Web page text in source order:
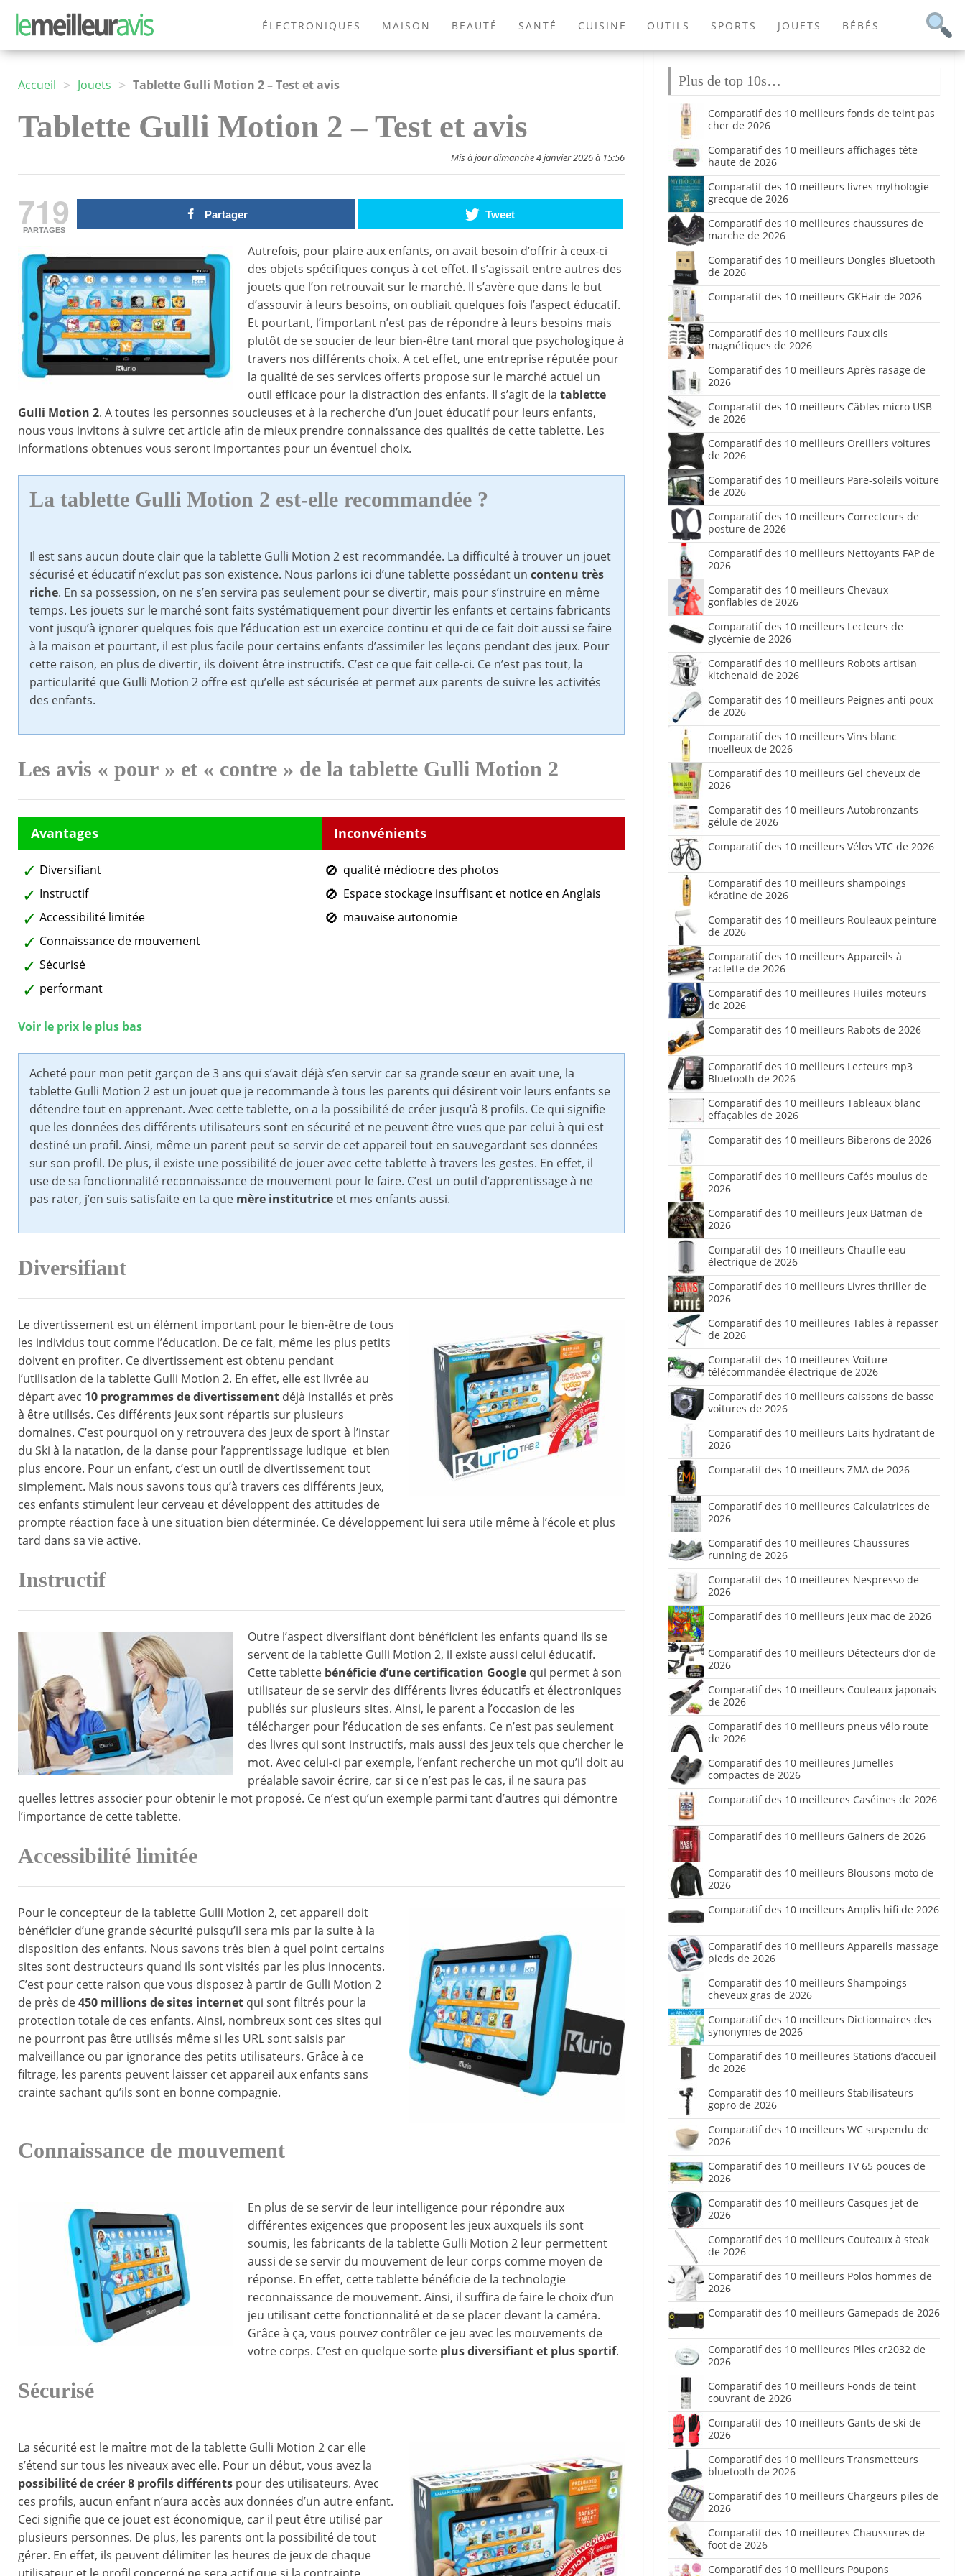
ÉLECTRONIQUES MAISON BEAUTÉ SANTÉ CUISINE OUTILS SPORTS JOUETS BÉBÉS
MODE EXTÉRIEUR ANIMAUX JEUX VIDÉOS LIVRES
Accueil > Jouets > Tablette Gulli Motion 2 – Test et avis
Tablette Gulli Motion 2 – Test et avis
Mis à jour dimanche 4 janvier 2026 à 15:56
719
PARTAGES
Partager Tweet
Autrefois, pour plaire aux enfants, on avait besoin d’offrir à ceux-ci
des objets spécifiques conçus à cet effet. Il s’agissait entre autres des
jouets que l’on retrouvait sur le marché. Il s’avère que dans le but
d’assouvir à leurs besoins, on oubliait quelques fois l’aspect éducatif.
Et pourtant, l’important n’est pas de répondre à leurs besoins mais
plutôt de se soucier de leur bien-être tant moral que psychologique à
travers nos différents choix. A cet effet, une entreprise réputée pour
la qualité de ses services offerts propose sur le marché actuel un
outil efficace pour la distraction des enfants. Il s’agit de la tablette
Gulli Motion 2. A toutes les personnes soucieuses et à la recherche d’un jouet éducatif pour leurs enfants,
nous vous invitons à suivre cet article afin de mieux prendre connaissance des qualités de cette tablette. Les
informations obtenues vous seront importantes pour un éventuel choix.
La tablette Gulli Motion 2 est-elle recommandée ?
Il est sans aucun doute clair que la tablette Gulli Motion 2 est recommandée. La difficulté à trouver un jouet
sécurisé et éducatif n’exclut pas son existence. Nous parlons ici d’une tablette possédant un contenu très
riche. En sa possession, on ne s’en servira pas seulement pour se divertir, mais pour s’instruire en même
temps. Les jouets sur le marché sont faits systématiquement pour divertir les enfants et certains fabricants
vont jusqu’à ignorer quelques fois que l’éducation est un exercice continu et qui de ce fait doit aussi se faire
à la maison et pourtant, il est plus facile pour certains enfants d’assimiler les leçons pendant des jeux. Pour
cette raison, en plus de divertir, ils doivent être instructifs. C’est ce que fait celle-ci. Ce n’est pas tout, la
particularité que Gulli Motion 2 offre est qu’elle est sécurisée et permet aux parents de suivre les activités
des enfants.
Les avis « pour » et « contre » de la tablette Gulli Motion 2
Diversifiant
Instructif
Accessibilité limitée
Connaissance de mouvement
Sécurisé
performant
qualité médiocre des photos
Espace stockage insuffisant et notice en Anglais
mauvaise autonomie
Voir le prix le plus bas
Acheté pour mon petit garçon de 3 ans qui s’avait déjà s’en servir car sa grande sœur en avait une, la
tablette Gulli Motion 2 est un jouet que je recommande à tous les parents qui désirent voir leurs enfants se
détendre tout en apprenant. Avec cette tablette, on a la possibilité de créer jusqu’à 8 profils. Ce qui signifie
que les données des différents utilisateurs sont en sécurité et ne peuvent être vues que par celui à qui est
destiné un profil. Ainsi, même un parent peut se servir de cet appareil tout en sauvegardant ses données
sur son profil. De plus, il existe une possibilité de jouer avec cette tablette à travers les gestes. En effet, il
use de sa fonctionnalité reconnaissance de mouvement pour le faire. C’est un outil d’apprentissage à ne
pas rater, j’en suis satisfaite en ta que mère institutrice et mes enfants aussi.
Diversifiant
Le divertissement est un élément important pour le bien-être de tous
les individus tout comme l’éducation. De ce fait, même les plus petits
doivent en profiter. Ce divertissement est obtenu pendant
l’utilisation de la tablette Gulli Motion 2. En effet, elle est livrée au
départ avec 10 programmes de divertissement déjà installés et près
à être utilisés. Ces différents jeux sont répartis sur plusieurs
domaines. C’est pourquoi on y retrouvera des jeux de sport à l’instar
du Ski à la natation, de la danse pour l’apprentissage ludique et bien
plus encore. Pour un enfant, c’est un outil de divertissement tout
simplement. Mais nous savons tous qu’à travers ces différents jeux,
ces enfants stimulent leur cerveau et développent des attitudes de
prompte réaction face à une situation bien déterminée. Ce développement lui sera utile même à l’école et plus
tard dans sa vie active.
Instructif
Outre l’aspect diversifiant dont bénéficient les enfants quand ils se
servent de la tablette Gulli Motion 2, il existe aussi celui éducatif.
Cette tablette bénéficie d’une certification Google qui permet à son
utilisateur de se servir des différents livres éducatifs et électroniques
publiés sur plusieurs sites. Ainsi, le parent a l’occasion de les
télécharger pour l’éducation de ses enfants. Ce n’est pas seulement
des livres qui sont instructifs, mais aussi des jeux tels que chercher le
mot. Avec celui-ci par exemple, l’enfant recherche un mot qu’il doit au
préalable savoir écrire, car si ce n’est pas le cas, il ne saura pas
quelles lettres associer pour obtenir le mot proposé. Ce n’est qu’un exemple parmi tant d’autres qui démontre
l’importance de cette tablette.
Accessibilité limitée
Pour le concepteur de la tablette Gulli Motion 2, cet appareil doit
bénéficier d’une grande sécurité puisqu’il sera mis par la suite à la
disposition des enfants. Nous savons très bien à quel point certains
sites sont destructeurs quand ils sont visités par les plus innocents.
C’est pour cette raison que vous disposez à partir de Gulli Motion 2
de près de450 millions de sites internet qui sont filtrés pour la
protection totale de ces enfants. Ainsi, nombreux sont ces sites qui
ne pourront pas être utilisés même si les URL sont saisis par
malveillance ou par ignorance des petits utilisateurs. Grâce à ce
filtrage, les parents peuvent laisser cet appareil aux enfants sans
crainte sachant qu’ils sont en bonne compagnie.
Connaissance de mouvement
En plus de se servir de leur intelligence pour répondre aux
différentes exigences que proposent les jeux auxquels ils sont
soumis, les fabricants de la tablette Gulli Motion 2 leur permettent
aussi de se servir du mouvement de leur corps comme moyen de
réponse. En effet, cette tablette bénéficie de la technologie
reconnaissance de mouvement. Ainsi, il suffira de faire le choix d’un
jeu utilisant cette fonctionnalité et de se placer devant la caméra.
Grâce à ça, vous pouvez contrôler ce jeu avec les mouvements de
votre corps. C’est en quelque sorte plus diversifiant et plus sportif.
Sécurisé
La sécurité est le maître mot de la tablette Gulli Motion 2 car elle
s’étend sur tous les niveaux avec elle. Pour un début, vous avez la
possibilité de créer 8 profils différents pour des utilisateurs. Avec
ces profils, aucun enfant n’aura accès aux données d’un autre enfant.
Ceci signifie que ce jouet est économique, car il peut être utilisé par
plusieurs personnes. De plus, les parents ont la possibilité de tout
gérer. En effet, ils peuvent délimiter les heures de jeux de chaque
Plus de top 10s…
Comparatif des 10 meilleurs fonds de teint pas
cher de 2026
Comparatif des 10 meilleurs affichages tête
haute de 2026
Comparatif des 10 meilleurs livres mythologie
grecque de 2026
Comparatif des 10 meilleures chaussures de
marche de 2026
Comparatif des 10 meilleurs Dongles Bluetooth
de 2026
Comparatif des 10 meilleurs GKHair de 2026
Comparatif des 10 meilleurs Faux cils
magnétiques de 2026
Comparatif des 10 meilleurs Après rasage de
2026
Comparatif des 10 meilleurs Câbles micro USB
de 2026
Comparatif des 10 meilleurs Oreillers voitures
de 2026
Comparatif des 10 meilleurs Pare-soleils voiture
de 2026
Comparatif des 10 meilleurs Correcteurs de
posture de 2026
Comparatif des 10 meilleurs Nettoyants FAP de
2026
Comparatif des 10 meilleurs Chevaux
gonflables de 2026
Comparatif des 10 meilleurs Lecteurs de
glycémie de 2026
Comparatif des 10 meilleurs Robots artisan
kitchenaid de 2026
Comparatif des 10 meilleurs Peignes anti poux
de 2026
Comparatif des 10 meilleurs Vins blanc
moelleux de 2026
Comparatif des 10 meilleurs Gel cheveux de
2026
Comparatif des 10 meilleurs Autobronzants
gélule de 2026
Comparatif des 10 meilleurs Vélos VTC de 2026
Comparatif des 10 meilleurs shampoings
kératine de 2026
Comparatif des 10 meilleurs Rouleaux peinture
de 2026
Comparatif des 10 meilleurs Appareils à
raclette de 2026
Comparatif des 10 meilleures Huiles moteurs
de 2026
Comparatif des 10 meilleurs Rabots de 2026
Comparatif des 10 meilleurs Lecteurs mp3
Bluetooth de 2026
Comparatif des 10 meilleurs Tableaux blanc
effaçables de 2026
Comparatif des 10 meilleurs Biberons de 2026
Comparatif des 10 meilleurs Cafés moulus de
2026
Comparatif des 10 meilleurs Jeux Batman de
2026
Comparatif des 10 meilleurs Chauffe eau
électrique de 2026
Comparatif des 10 meilleurs Livres thriller de
2026
Comparatif des 10 meilleures Tables à repasser
de 2026
Comparatif des 10 meilleures Voiture
télécommandée électrique de 2026
Comparatif des 10 meilleurs caissons de basse
voitures de 2026
Comparatif des 10 meilleurs Laits hydratant de
2026
Comparatif des 10 meilleurs ZMA de 2026
Comparatif des 10 meilleures Calculatrices de
2026
Comparatif des 10 meilleures Chaussures
running de 2026
Comparatif des 10 meilleures Nespresso de
2026
Comparatif des 10 meilleurs Jeux mac de 2026
Comparatif des 10 meilleurs Détecteurs d’or de
2026
Comparatif des 10 meilleurs Couteaux japonais
de 2026
Comparatif des 10 meilleurs pneus vélo route
de 2026
Comparatif des 10 meilleures Jumelles
compactes de 2026
Comparatif des 10 meilleures Caséines de 2026
Comparatif des 10 meilleurs Gainers de 2026
Comparatif des 10 meilleurs Blousons moto de
2026
Comparatif des 10 meilleurs Amplis hifi de 2026
Comparatif des 10 meilleurs Appareils massage
pieds de 2026
Comparatif des 10 meilleurs Shampoings
cheveux gras de 2026
Comparatif des 10 meilleurs Dictionnaires des
synonymes de 2026
Comparatif des 10 meilleures Stations d’accueil
de 2026
Comparatif des 10 meilleurs Stabilisateurs
gopro de 2026
Comparatif des 10 meilleurs WC suspendu de
2026
Comparatif des 10 meilleurs TV 65 pouces de
2026
Comparatif des 10 meilleurs Casques jet de
2026
Comparatif des 10 meilleurs Couteaux à steak
de 2026
Comparatif des 10 meilleurs Polos hommes de
2026
Comparatif des 10 meilleurs Gamepads de 2026
Comparatif des 10 meilleures Piles cr2032 de
2026
Comparatif des 10 meilleurs Fonds de teint
couvrant de 2026
Comparatif des 10 meilleurs Gants de ski de
2026
Comparatif des 10 meilleurs Transmetteurs
bluetooth de 2026
Comparatif des 10 meilleurs Chargeurs piles de
2026
Comparatif des 10 meilleures Chaussures de
foot de 2026
Comparatif des 10 meilleurs Poupons